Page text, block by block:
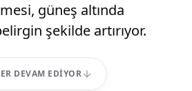
güneş altında
şekilde artırıyor.
DEVAM EDIYOR